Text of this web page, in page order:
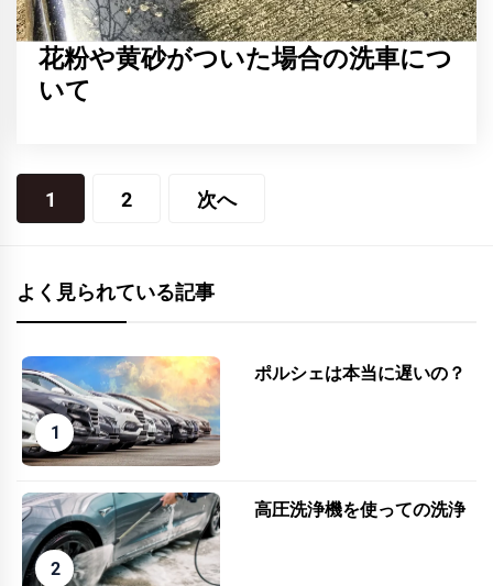
花粉や黄砂がついた場合の洗車につ
いて
稿
ペ
ジ
送
り
1 2 次へ
よく見られている記事
ポルシェは本当に遅いの？
高圧洗浄機を使っての洗浄